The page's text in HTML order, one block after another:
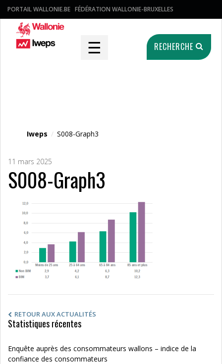
PORTAIL WALLONIE.BE FÉDÉRATION WALLONIE-BRUXELLES
☰ RECHERCHE
Iweps / S008-Graph3
11 mars 2025
S008-Graph3
RETOUR AUX ACTUALITÉS
Statistiques récentes
Enquête auprès des consommateurs wallons – indice de la
confiance des consommateurs